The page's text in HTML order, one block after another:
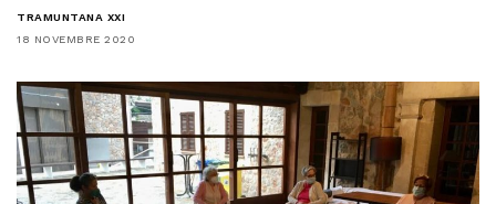
TRAMUNTANA XXI
18 NOVEMBRE 2020